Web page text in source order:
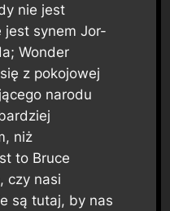
nie jest
jest synem Jor-
Wonder
z pokojowej
narodu
niż
to Bruce
czy nasi
są tutaj, by nas